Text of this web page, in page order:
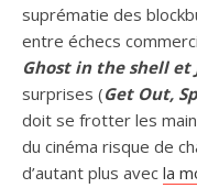
suprématie des
entre échecs
Ghost in the shell et
surprises (Get Out,
doit se frotter les
du cinéma risque de
d’autant plus avec la